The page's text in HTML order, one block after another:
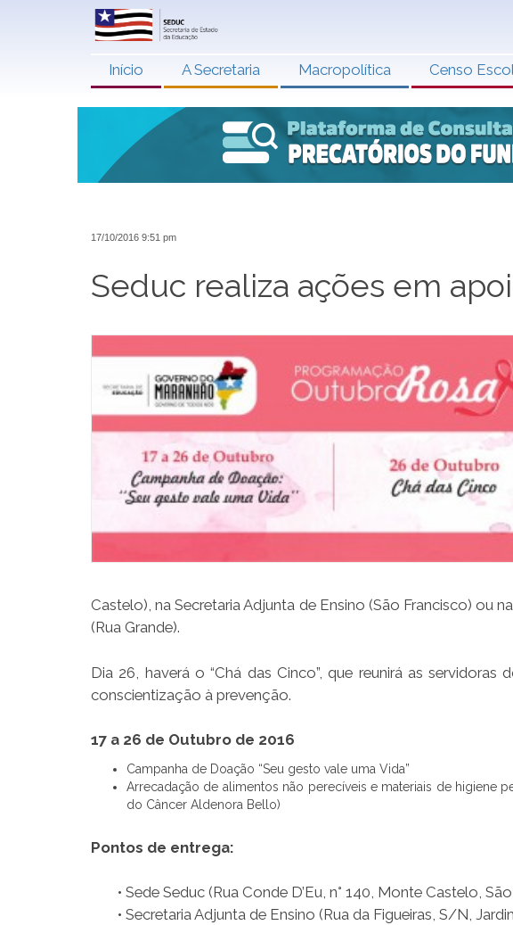
Início A Secretaria Macropolítica Censo
17/10/2016 9:51 pm
Seduc realiza ações em
Castelo), na Secretaria Adjunta de Ensino (São Francisco) ou
(Rua Grande).
Dia 26, haverá o “Chá das Cinco”, que reunirá as
conscientização à prevenção.
17 a 26 de Outubro de 2016
Campanha de Doação “Seu gesto vale uma Vida”
Arrecadação de alimentos não perecíveis e materiais de higiene
do Câncer Aldenora Bello)
Pontos de entrega:
• Sede Seduc (Rua Conde D’Eu, n° 140, Monte Castelo,
• Secretaria Adjunta de Ensino (Rua da Figueiras, S/N,